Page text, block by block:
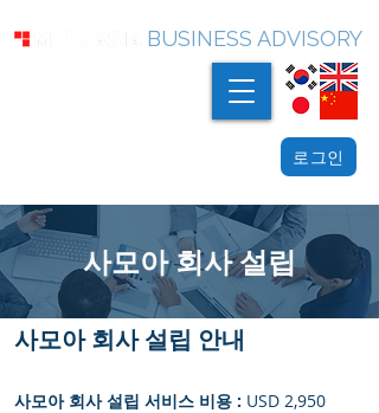
BUSINESS ADVISORY
로그인
사모아 회사 설립
사모아 회사 설립 안내
사모아 회사 설립 서비스 비용 : USD 2,950